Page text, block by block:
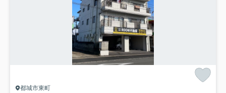
都城市東町